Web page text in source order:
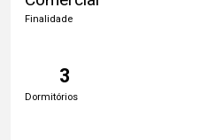
Finalidade
3
Dormitórios